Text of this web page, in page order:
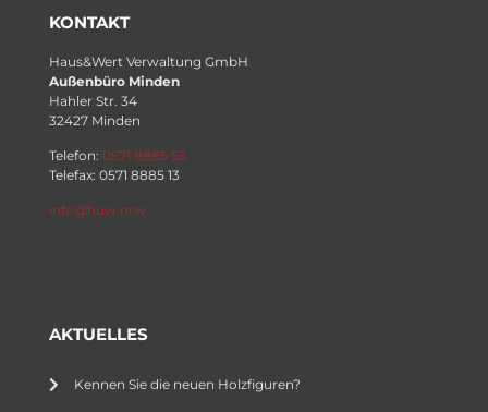
KONTAKT
Haus&Wert Verwaltung GmbH
Außenbüro Minden
Hahler Str. 34
32427 Minden
Telefon: 0571 8885 55
Telefax: 0571 8885 13
info@huw.nrw
AKTUELLES
Kennen Sie die neuen Holzfiguren?